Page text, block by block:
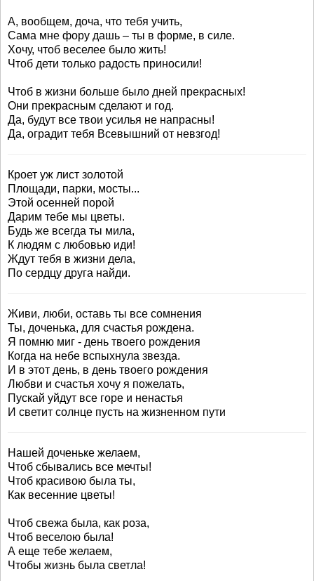
А, вообщем, доча, что тебя учить,
Сама мне фору дашь – ты в форме, в силе.
Хочу, чтоб веселее было жить!
Чтоб дети только радость приносили!
Чтоб в жизни больше было дней прекрасных!
Они прекрасным сделают и год.
Да, будут все твои усилья не напрасны!
Да, оградит тебя Всевышний от невзгод!
Кроет уж лист золотой
Площади, парки, мосты...
Этой осенней порой
Дарим тебе мы цветы.
Будь же всегда ты мила,
К людям с любовью иди!
Ждут тебя в жизни дела,
По сердцу друга найди.
Живи, люби, оставь ты все сомнения
Ты, доченька, для счастья рождена.
Я помню миг - день твоего рождения
Когда на небе вспыхнула звезда.
И в этот день, в день твоего рождения
Любви и счастья хочу я пожелать,
Пускай уйдут все горе и ненастья
И светит солнце пусть на жизненном пути
Нашей доченьке желаем,
Чтоб сбывались все мечты!
Чтоб красивою была ты,
Как весенние цветы!
Чтоб свежа была, как роза,
Чтоб веселою была!
А еще тебе желаем,
Чтобы жизнь была светла!